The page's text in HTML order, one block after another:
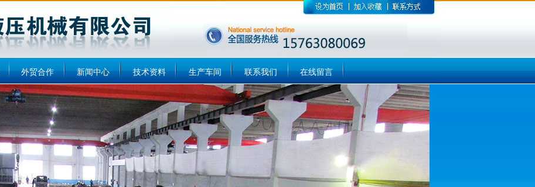
外贸合作 新闻中心 技术资料 生产车间 联系我们 在线留言